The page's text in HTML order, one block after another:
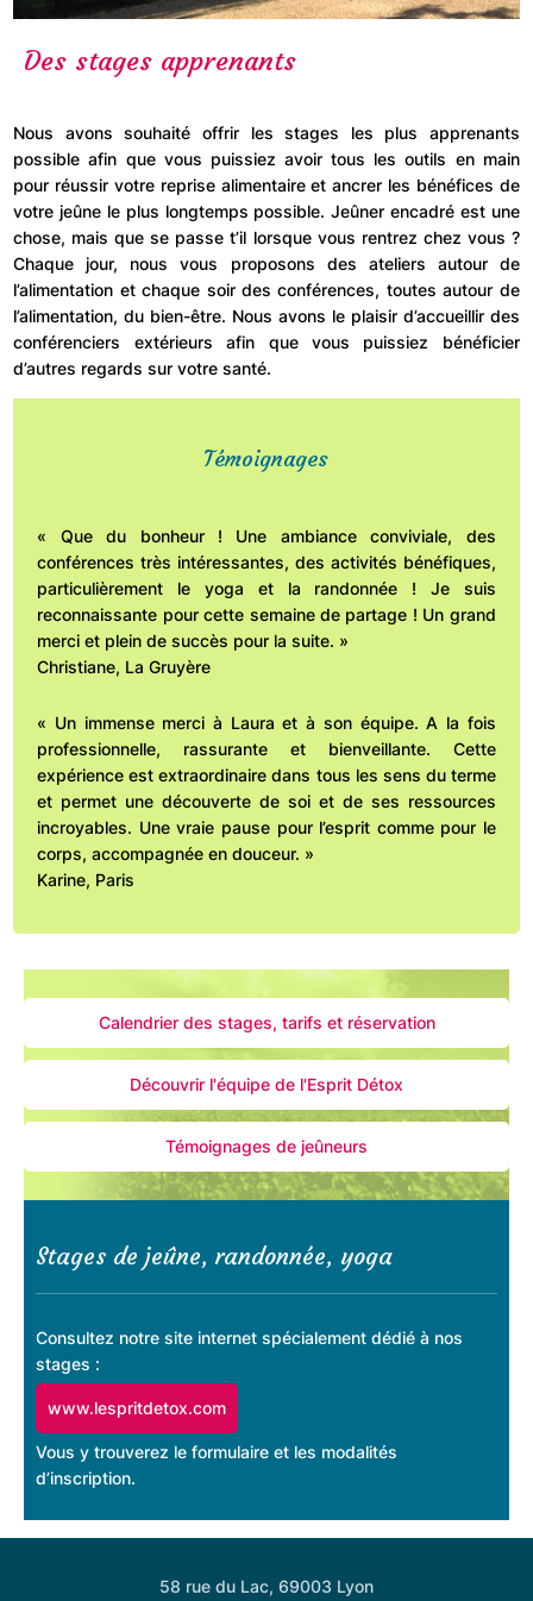
Des stages apprenants
Nous avons souhaité offrir les stages les plus apprenants
possible afin que vous puissiez avoir tous les outils en main
pour réussir votre reprise alimentaire et ancrer les bénéfices de
votre jeûne le plus longtemps possible. Jeûner encadré est une
chose, mais que se passe t’il lorsque vous rentrez chez vous ?
Chaque jour, nous vous proposons des ateliers autour de
l’alimentation et chaque soir des conférences, toutes autour de
l’alimentation, du bien-être. Nous avons le plaisir d’accueillir des
conférenciers extérieurs afin que vous puissiez bénéficier
d’autres regards sur votre santé.
Témoignages
« Que du bonheur ! Une ambiance conviviale, des
conférences très intéressantes, des activités bénéfiques,
particulièrement le yoga et la randonnée ! Je suis
reconnaissante pour cette semaine de partage ! Un grand
merci et plein de succès pour la suite. »
Christiane, La Gruyère
« Un immense merci à Laura et à son équipe. A la fois
professionnelle, rassurante et bienveillante. Cette
expérience est extraordinaire dans tous les sens du terme
et permet une découverte de soi et de ses ressources
incroyables. Une vraie pause pour l’esprit comme pour le
corps, accompagnée en douceur. »
Karine, Paris
Stages de jeûne, randonnée, yoga
Consultez notre site internet spécialement dédié à nos
stages :
www.lespritdetox.com
Vous y trouverez le formulaire et les modalités
d’inscription.
Calendrier des stages, tarifs et réservation
Découvrir l'équipe de l'Esprit Détox
Témoignages de jeûneurs
58 rue du Lac, 69003 Lyon